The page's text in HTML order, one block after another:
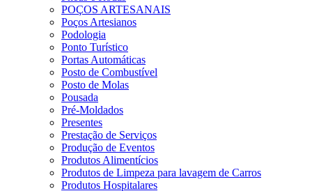
POÇOS ARTESANAIS
Poços Artesianos
Podologia
Ponto Turístico
Portas Automáticas
Posto de Combustível
Posto de Molas
Pousada
Pré-Moldados
Presentes
Prestação de Serviços
Produção de Eventos
Produtos Alimentícios
Produtos de Limpeza para lavagem de Carros
Produtos Hospitalares